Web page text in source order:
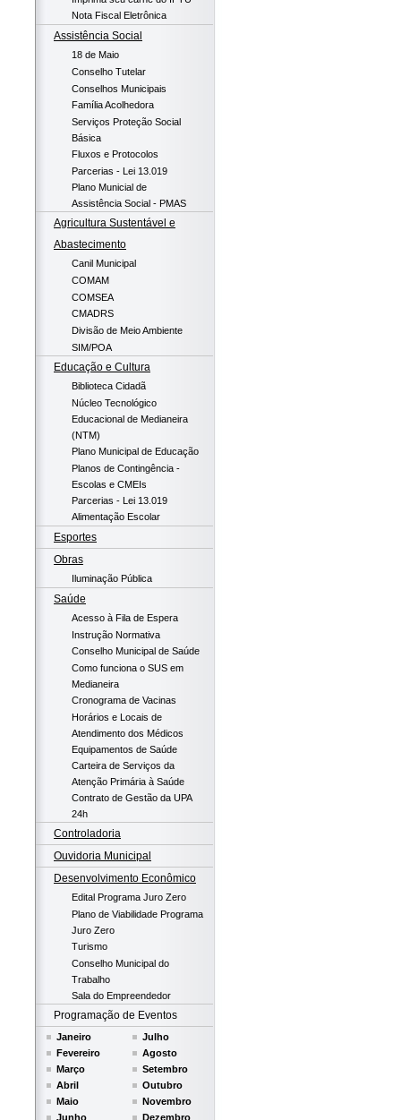
Nota Fiscal Eletrônica
Assistência Social
18 de Maio
Conselho Tutelar
Conselhos Municipais
Família Acolhedora
Serviços Proteção Social
Básica
Fluxos e Protocolos
Parcerias - Lei 13.019
Plano Municial de
Assistência Social - PMAS
Agricultura Sustentável e
Abastecimento
Canil Municipal
COMAM
COMSEA
CMADRS
Divisão de Meio Ambiente
SIM/POA
Educação e Cultura
Biblioteca Cidadã
Núcleo Tecnológico
Educacional de Medianeira
(NTM)
Plano Municipal de Educação
Planos de Contingência -
Escolas e CMEIs
Parcerias - Lei 13.019
Alimentação Escolar
Esportes
Obras
Iluminação Pública
Saúde
Acesso à Fila de Espera
Instrução Normativa
Conselho Municipal de Saúde
Como funciona o SUS em
Medianeira
Cronograma de Vacinas
Horários e Locais de
Atendimento dos Médicos
Equipamentos de Saúde
Carteira de Serviços da
Atenção Primária à Saúde
Contrato de Gestão da UPA
24h
Controladoria
Ouvidoria Municipal
Desenvolvimento Econômico
Edital Programa Juro Zero
Plano de Viabilidade Programa
Juro Zero
Turismo
Conselho Municipal do
Trabalho
Sala do Empreendedor
Programação de Eventos
Janeiro
Fevereiro
Março
Abril
Maio
Junho
Julho
Agosto
Setembro
Outubro
Novembro
Dezembro